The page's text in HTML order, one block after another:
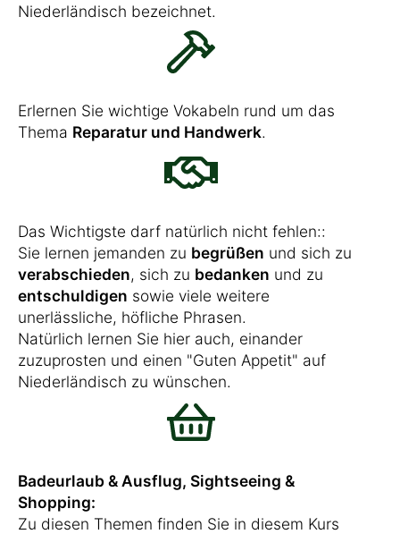
Niederländisch bezeichnet.
Erlernen Sie wichtige Vokabeln rund um das
Thema Reparatur und Handwerk.
Das Wichtigste darf natürlich nicht fehlen::
Sie lernen jemanden zu begrüßen und sich zu
verabschieden, sich zu bedanken und zu
entschuldigen sowie viele weitere
unerlässliche, höfliche Phrasen.
Natürlich lernen Sie hier auch, einander
zuzuprosten und einen "Guten Appetit" auf
Niederländisch zu wünschen.
Badeurlaub & Ausflug, Sightseeing &
Shopping:
Zu diesen Themen finden Sie in diesem Kurs